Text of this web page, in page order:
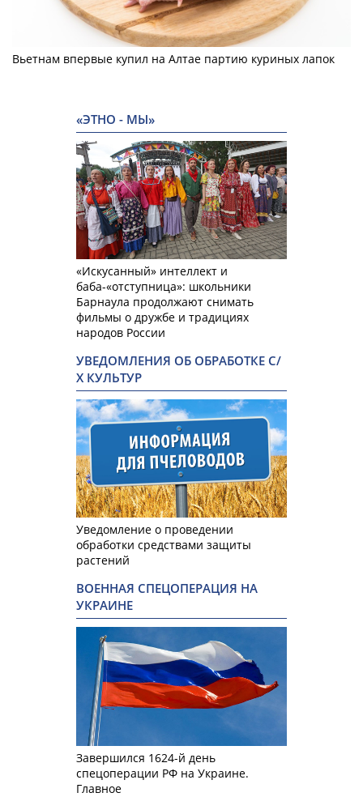
Вьетнам впервые купил на Алтае партию куриных лапок
«ЭТНО - МЫ»
«Искусанный» интеллект и
баба-«отступница»: школьники
Барнаула продолжают снимать
фильмы о дружбе и традициях
народов России
УВЕДОМЛЕНИЯ ОБ ОБРАБОТКЕ С/
Х КУЛЬТУР
Уведомление о проведении
обработки средствами защиты
растений
ВОЕННАЯ СПЕЦОПЕРАЦИЯ НА
УКРАИНЕ
Завершился 1624-й день
спецоперации РФ на Украине.
Главное